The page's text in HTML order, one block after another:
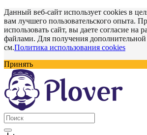
Данный веб-сайт использует cookies в
вам лучшего пользовательского опыта.
использовать сайт, вы даете согласие на
файлами. Для получения
см.Политика использования cookies
Принять